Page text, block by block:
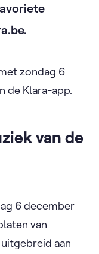
zondag 6
de Klara-app.
van de
6 december
van
aan